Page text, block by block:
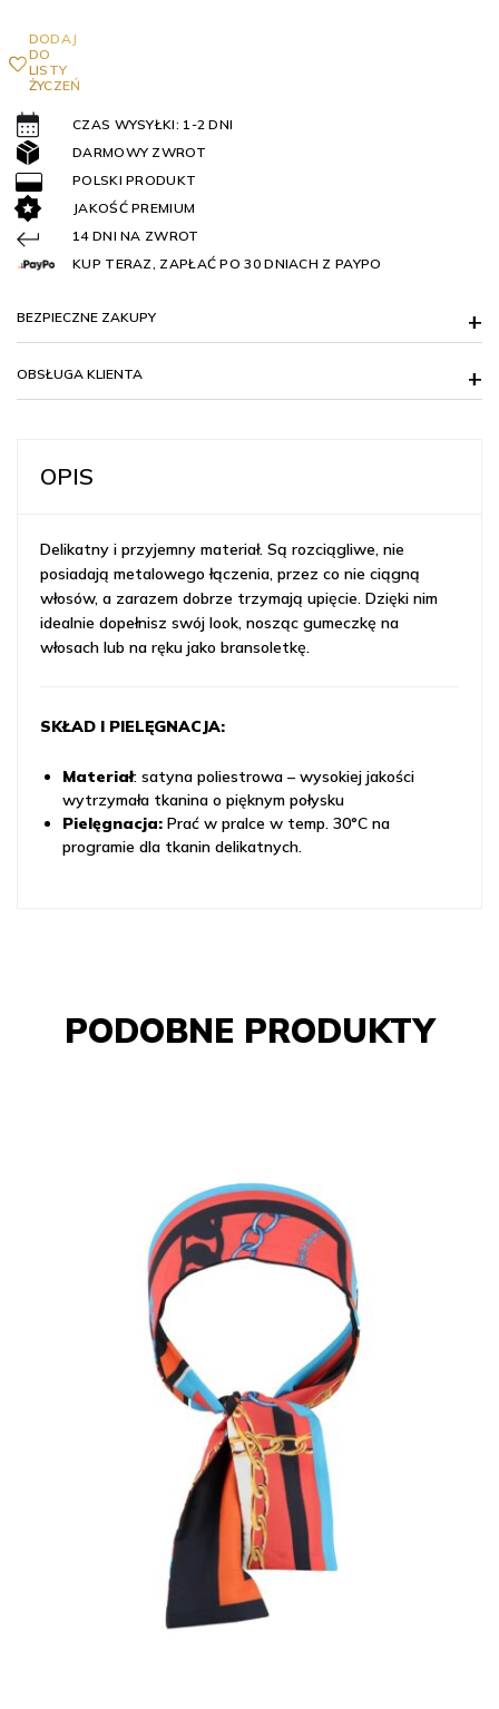
DODAJ
DO
LISTY
ŻYCZEŃ
CZAS WYSYŁKI: 1-2 DNI
DARMOWY ZWROT
POLSKI PRODUKT
JAKOŚĆ PREMIUM
14 DNI NA ZWROT
KUP TERAZ, ZAPŁAĆ PO 30 DNIACH Z PAYPO
BEZPIECZNE ZAKUPY
OBSŁUGA KLIENTA
OPIS
Delikatny i przyjemny materiał. Są rozciągliwe, nie
posiadają metalowego łączenia, przez co nie ciągną
włosów, a zarazem dobrze trzymają upięcie. Dzięki nim
idealnie dopełnisz swój look, nosząc gumeczkę na
włosach lub na ręku jako bransoletkę.
SKŁAD I PIELĘGNACJA:
Materiał: satyna poliestrowa – wysokiej jakości
wytrzymała tkanina o pięknym połysku
Pielęgnacja: Prać w pralce w temp. 30°C na
programie dla tkanin delikatnych.
PODOBNE PRODUKTY